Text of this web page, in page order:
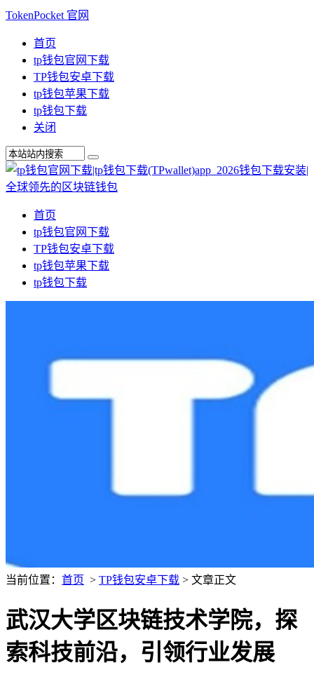
TokenPocket 官网
首页
tp钱包官网下载
TP钱包安卓下载
tp钱包苹果下载
tp钱包下载
关闭
首页
tp钱包官网下载
TP钱包安卓下载
tp钱包苹果下载
tp钱包下载
当前位置： 首页 > TP钱包安卓下载 > 文章正文
武汉大学区块链技术学院，探
索科技前沿，引领行业发展